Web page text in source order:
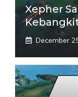
Xepher
December